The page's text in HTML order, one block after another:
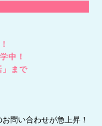
中！
まで
問い合わせが急上昇！